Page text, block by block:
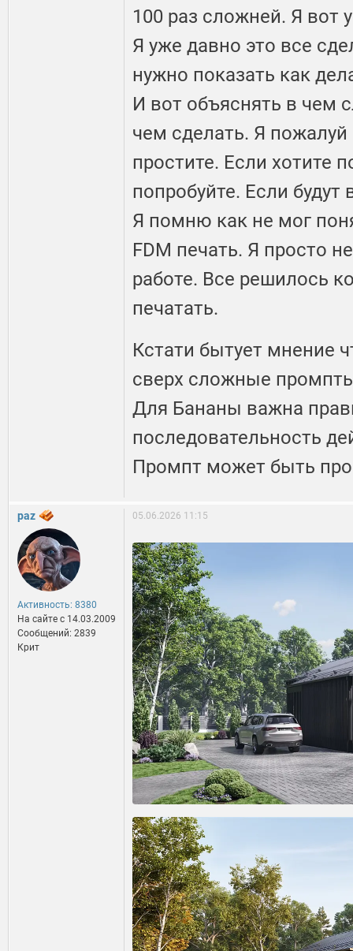
100 раз сложней. Я вот
Я уже давно это все
нужно показать как
И вот объяснять в чем
чем сделать. Я
простите. Если хотите
попробуйте. Если
Я помню как не мог
FDM печать. Я просто
работе. Все решилось
печатать.
Кстати бытует мнение
сверх сложные
Для Бананы важна
последовательность
Промпт может быть
paz
Активность: 8380
На сайте c 14.03.2009
Сообщений: 2839
Крит
05.06.2026 11:15